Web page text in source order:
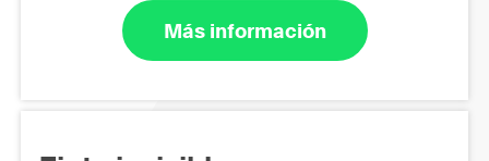
Más información